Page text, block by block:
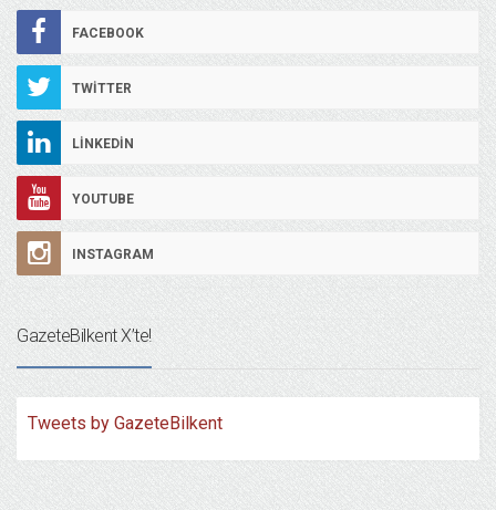
FACEBOOK
TWITTER
LINKEDIN
YOUTUBE
INSTAGRAM
GazeteBilkent X’te!
Tweets by GazeteBilkent